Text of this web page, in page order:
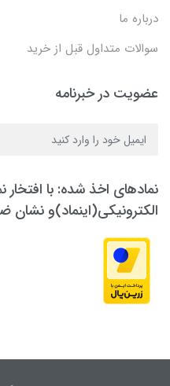
درباره ما
سوالات متداول قبل از خرید
عضویت در خبرنامه
نمادهای اخذ شده: با افتخار
الکترونیکی(اینماد)و